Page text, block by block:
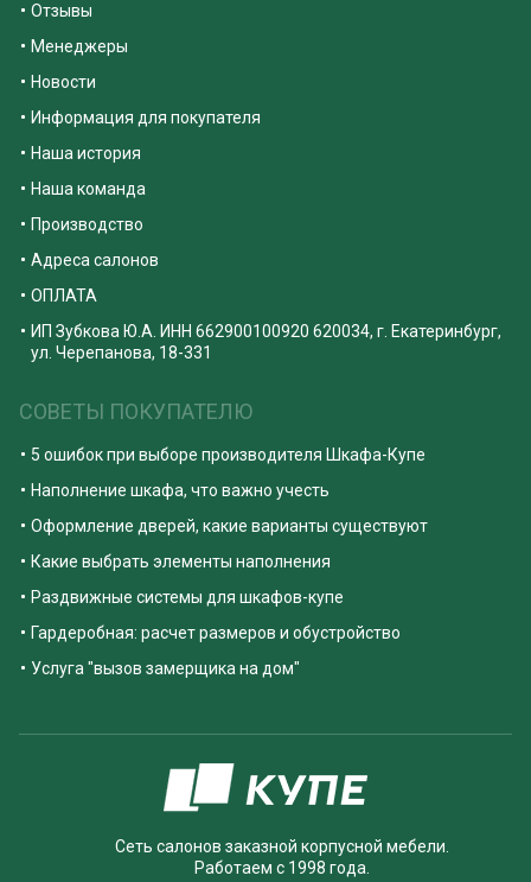
Отзывы
Менеджеры
Новости
Информация для покупателя
Наша история
Наша команда
Производство
Адреса салонов
ОПЛАТА
ИП Зубкова Ю.А. ИНН 662900100920 620034, г. Екатеринбург,
ул. Черепанова, 18-331
СОВЕТЫ ПОКУПАТЕЛЮ
5 ошибок при выборе производителя Шкафа-Купе
Наполнение шкафа, что важно учесть
Оформление дверей, какие варианты существуют
Какие выбрать элементы наполнения
Раздвижные системы для шкафов-купе
Гардеробная: расчет размеров и обустройство
Услуга "вызов замерщика на дом"
Сеть салонов заказной корпусной мебели.
Работаем с 1998 года.